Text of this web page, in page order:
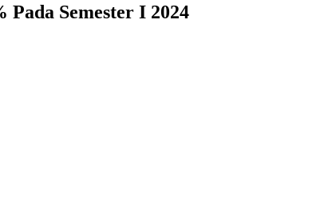
Semester I 2024